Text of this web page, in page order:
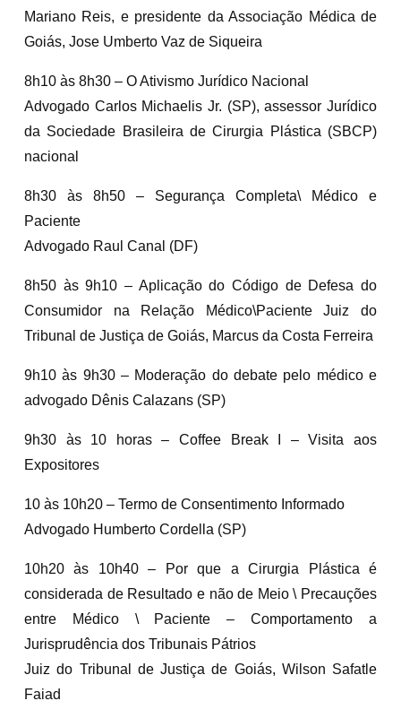
Mariano Reis, e presidente da Associação Médica de
Goiás, Jose Umberto Vaz de Siqueira
8h10 às 8h30 – O Ativismo Jurídico Nacional
Advogado Carlos Michaelis Jr. (SP), assessor Jurídico
da Sociedade Brasileira de Cirurgia Plástica (SBCP)
nacional
8h30 às 8h50 – Segurança Completa\ Médico e
Paciente
Advogado Raul Canal (DF)
8h50 às 9h10 – Aplicação do Código de Defesa do
Consumidor na Relação Médico\Paciente Juiz do
Tribunal de Justiça de Goiás, Marcus da Costa Ferreira
9h10 às 9h30 – Moderação do debate pelo médico e
advogado Dênis Calazans (SP)
9h30 às 10 horas – Coffee Break I – Visita aos
Expositores
10 às 10h20 – Termo de Consentimento Informado
Advogado Humberto Cordella (SP)
10h20 às 10h40 – Por que a Cirurgia Plástica é
considerada de Resultado e não de Meio \ Precauções
entre Médico \ Paciente – Comportamento a
Jurisprudência dos Tribunais Pátrios
Juiz do Tribunal de Justiça de Goiás, Wilson Safatle
Faiad